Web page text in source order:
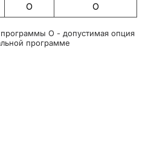
О О
программы О - допустимая опция
программе